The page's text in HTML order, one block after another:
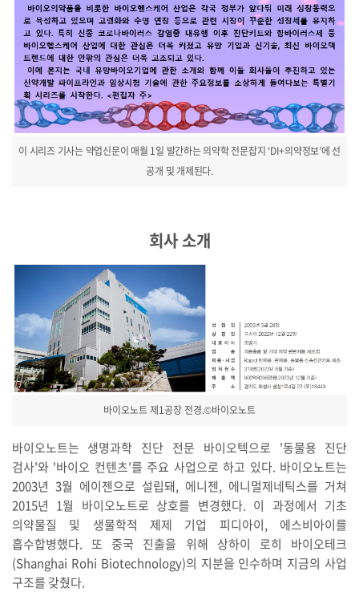
이 시리즈 기사는 약업신문이 매월 1일 발간하는 의약학 전문잡지 ‘DI+의약정보’에 선
공개 및 개제된다.
회사 소개
바이오노트 제1공장 전경.©바이오노트
바이오노트는 생명과학 진단 전문 바이오텍으로 '동물용 진단
검사'와 '바이오 컨텐츠'를 주요 사업으로 하고 있다. 바이오노트는
2003년 3월 에이젠으로 설립돼, 에니젠, 에니멀제네틱스를 거쳐
2015년 1월 바이오노트로 상호를 변경했다. 이 과정에서 기초
의약물질 및 생물학적 제제 기업 피디아이, 에스비아이를
흡수합병했다. 또 중국 진출을 위해 상하이 로히 바이오테크
(Shanghai Rohi Biotechnology)의 지분을 인수하며 지금의 사업
구조를 갖췄다.